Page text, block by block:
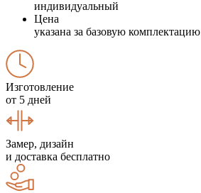
индивидуальный
Цена
указана за базовую комплектацию
Изготовление
от 5 дней
Замер, дизайн
и доставка бесплатно